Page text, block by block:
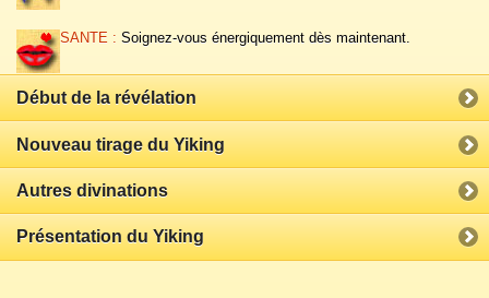
SANTE : Soignez-vous énergiquement dès maintenant.
Début de la révélation
Nouveau tirage du Yiking
Autres divinations
Présentation du Yiking